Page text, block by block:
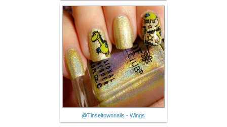
@Tinseltownnails - Wings